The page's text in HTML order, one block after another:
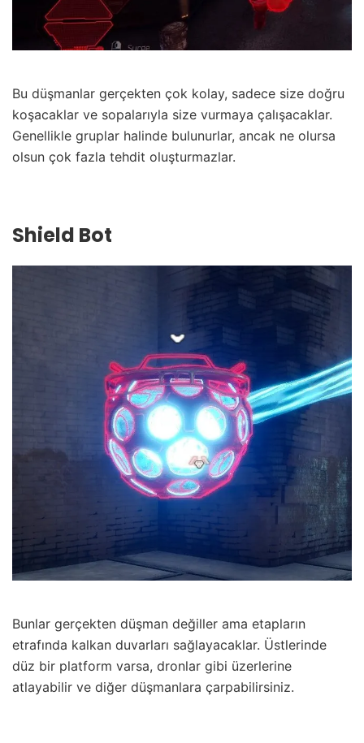
Bu düşmanlar gerçekten çok kolay, sadece size doğru
koşacaklar ve sopalarıyla size vurmaya çalışacaklar.
Genellikle gruplar halinde bulunurlar, ancak ne olursa
olsun çok fazla tehdit oluşturmazlar.
Shield Bot
Bunlar gerçekten düşman değiller ama etapların
etrafında kalkan duvarları sağlayacaklar. Üstlerinde
düz bir platform varsa, dronlar gibi üzerlerine
atlayabilir ve diğer düşmanlara çarpabilirsiniz.